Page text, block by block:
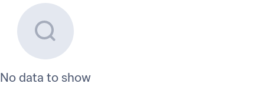
No data to show